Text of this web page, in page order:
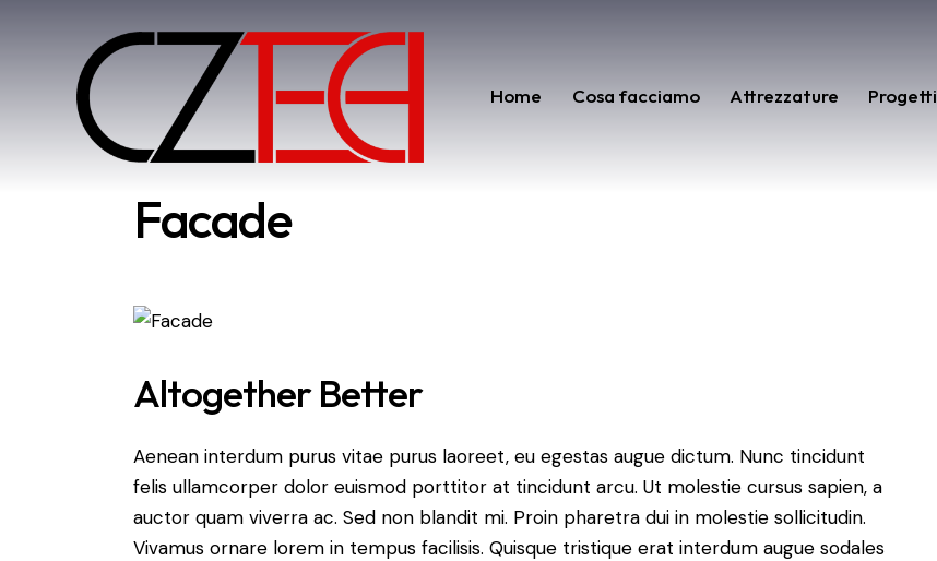
Home Cosa facciamo Attrezzature Progetti
Facade
Altogether Better
Aenean interdum purus vitae purus laoreet, eu egestas augue dictum. Nunc tincidunt
felis ullamcorper dolor euismod porttitor at tincidunt arcu. Ut molestie cursus sapien, a
auctor quam viverra ac. Sed non blandit mi. Proin pharetra dui in molestie sollicitudin.
Vivamus ornare lorem in tempus facilisis. Quisque tristique erat interdum augue sodales